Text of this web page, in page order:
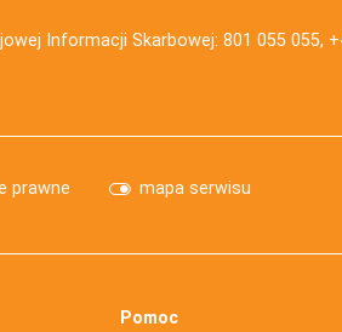
Informacji Skarbowej: 801 055 055,
prawne mapa serwisu
Pomoc